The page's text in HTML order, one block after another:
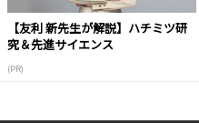
【友利 新先生が解説】ハチミツ研
究＆先進サイエンス
(PR)